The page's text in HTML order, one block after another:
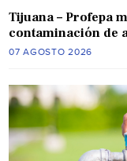
Tijuana – Profepa
contaminación de
07 AGOSTO 2026